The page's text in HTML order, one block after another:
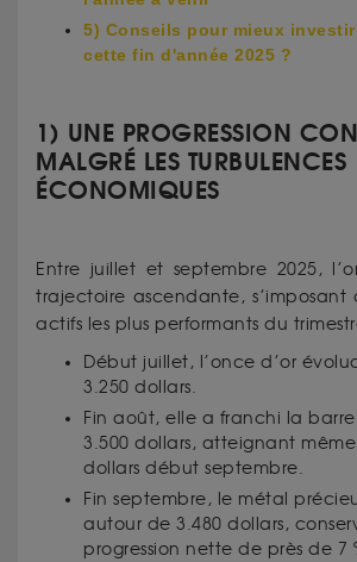
5) Conseils pour mieux
cette fin d'année 2025 ?
1) UNE PROGRESSION
MALGRÉ LES TURBULENCES
ÉCONOMIQUES
Entre juillet et septembre 2025,
trajectoire ascendante, s’imposant
actifs les plus performants du
Début juillet, l’once d’or
3.250 dollars.
Fin août, elle a franchi la
3.500 dollars, atteignant
dollars début septembre.
Fin septembre, le métal
autour de 3.480 dollars,
progression nette de près de 7